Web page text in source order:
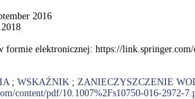
2016
formie elektronicznej: https://
; WSKAŹNIK ; ZANIECZYSZCZENIE
content/pdf/10.1007%2Fs10750-016-2972-